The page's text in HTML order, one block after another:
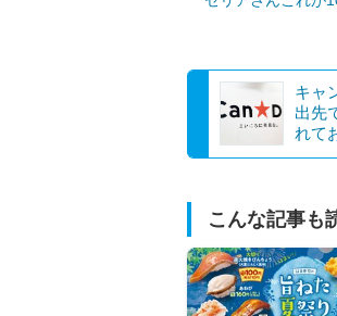
キャ
出先
れて
こんな記事も